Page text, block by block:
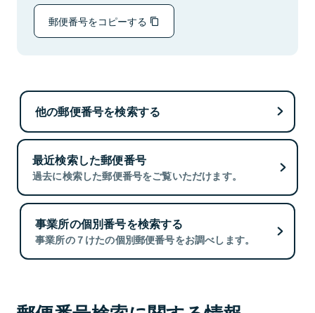
郵便番号をコピーする
他の郵便番号を検索する
最近検索した郵便番号
過去に検索した郵便番号をご覧いただけます。
事業所の個別番号を検索する
事業所の７けたの個別郵便番号をお調べします。